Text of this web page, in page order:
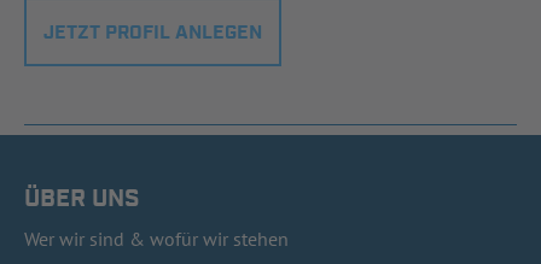
JETZT PROFIL ANLEGEN
ÜBER UNS
Wer wir sind & wofür wir stehen